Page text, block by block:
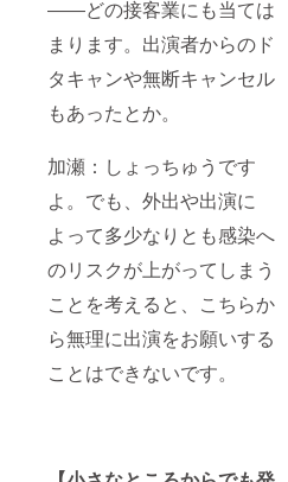
――どの接客業にも当ては
まります。出演者からのド
タキャンや無断キャンセル
もあったとか。
加瀬：しょっちゅうです
よ。でも、外出や出演に
よって多少なりとも感染へ
のリスクが上がってしまう
ことを考えると、こちらか
ら無理に出演をお願いする
ことはできないです。